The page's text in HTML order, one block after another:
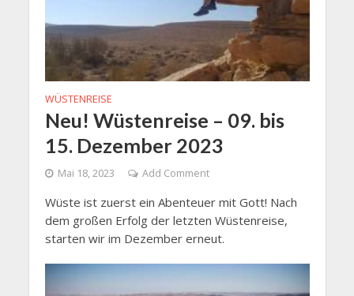
WÜSTENREISE
Neu! Wüstenreise – 09. bis
15. Dezember 2023
Mai 18, 2023 Add Comment
Wüste ist zuerst ein Abenteuer mit Gott! Nach
dem großen Erfolg der letzten Wüstenreise,
starten wir im Dezember erneut.